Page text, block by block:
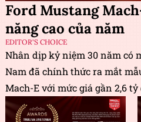
Ford Mustang
năng cao của năm
EDITOR'S CHOICE
Nhân dịp kỷ niệm 30 năm có
Nam đã chính thức ra mắt
Mach-E với mức giá gần 2,6 tỷ